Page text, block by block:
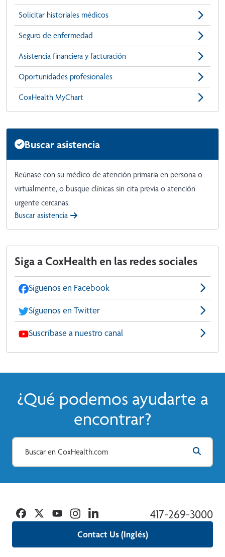
Solicitar historiales médicos
Seguro de enfermedad
Asistencia financiera y facturación
Oportunidades profesionales
CoxHealth MyChart
Buscar asistencia
Reúnase con su médico de atención primaria en persona o
virtualmente, o busque clínicas sin cita previa o atención
urgente cercanas.
Buscar asistencia
Siga a CoxHealth en las redes sociales
Síguenos en Facebook
Síguenos en Twitter
Suscríbase a nuestro canal
¿Qué podemos ayudarte a
encontrar?
Contact Us (Inglés)
417-269-3000
Facebook
TwitterYouTubeInstagramLinkedin